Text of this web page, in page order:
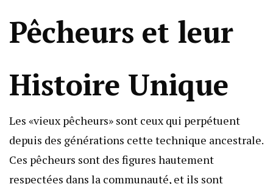
Pêcheurs et leur
Histoire Unique
Les «vieux pêcheurs» sont ceux qui perpétuent
depuis des générations cette technique ancestrale.
Ces pêcheurs sont des figures hautement
respectées dans la communauté, et ils sont